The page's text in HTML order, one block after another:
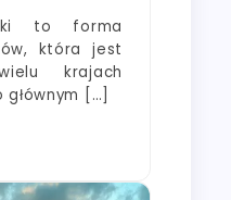
to forma
która jest
krajach
[…]